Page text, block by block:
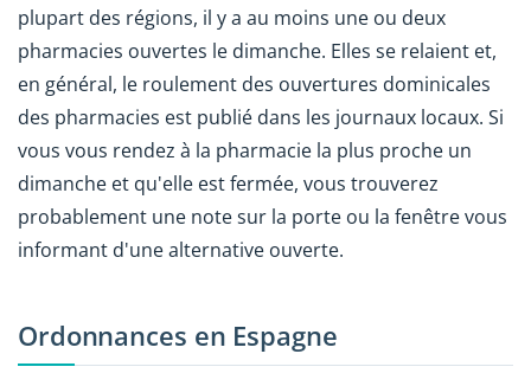
plupart des régions, il y a au moins une ou deux
pharmacies ouvertes le dimanche. Elles se relaient et,
en général, le roulement des ouvertures dominicales
des pharmacies est publié dans les journaux locaux. Si
vous vous rendez à la pharmacie la plus proche un
dimanche et qu'elle est fermée, vous trouverez
probablement une note sur la porte ou la fenêtre vous
informant d'une alternative ouverte.
Ordonnances en Espagne